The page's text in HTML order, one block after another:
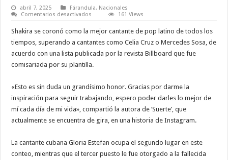
abril 7, 2025 Fárandula, Nacionales
Comentarios desactivados
la
mejor
cantante
de
latino
los
según
Billboard
161 Views
Shakira se coronó como la mejor cantante de pop latino de todos los
tiempos, superando a cantantes como Celia Cruz o Mercedes Sosa, de
acuerdo con una lista publicada por la revista Billboard que fue
comisariada por su plantilla.
«Esto es sin duda un grandísimo honor. Gracias por darme la
inspiración para seguir trabajando, espero poder darles lo mejor de
mí cada día de mi vida», compartió la autora de ‘Suerte’, que
actualmente se encuentra de gira, en una historia de Instagram.
La cantante cubana Gloria Estefan ocupa el segundo lugar en este
conteo, mientras que el tercer puesto le fue otorgado a la fallecida